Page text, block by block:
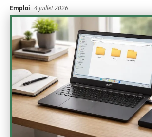
Emploi 4 juillet 2026